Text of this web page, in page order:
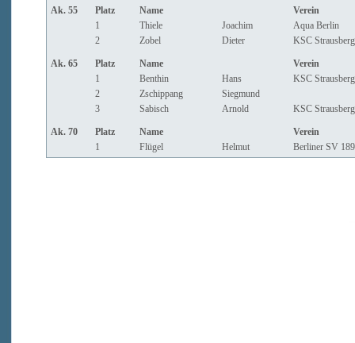
Ak. 55 Platz Name
Verein
1
Thiele Joachim
Aqua Berlin
2
Zobel Dieter KSC
Ak. 65 Platz Name
Verein
1
Benthin Hans
KSC
2
Zschippang
Siegmund
3
Sabisch Arnold KSC
Ak. 70 Platz Name
Verein
1
Flügel Helmut Berliner SV